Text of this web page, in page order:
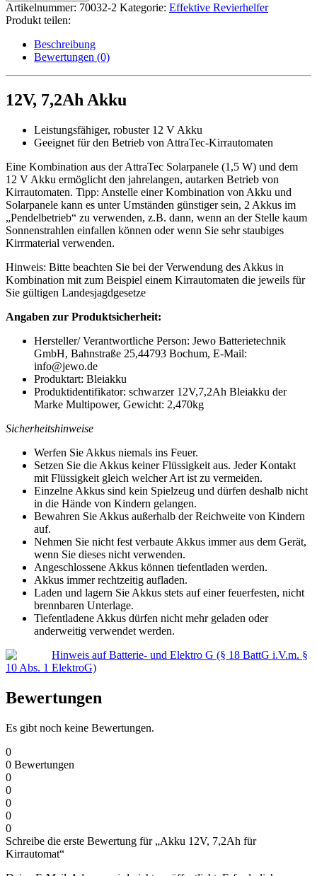
Artikelnummer: 70032-2 Kategorie: Effektive Revierhelfer
Produkt teilen:
Beschreibung
Bewertungen (0)
12V, 7,2Ah Akku
Leistungsfähiger, robuster 12 V Akku
Geeignet für den Betrieb von AttraTec-Kirrautomaten
Eine Kombination aus der AttraTec Solarpanele (1,5 W) und dem
12 V Akku ermöglicht den jahrelangen, autarken Betrieb von
Kirrautomaten. Tipp: Anstelle einer Kombination von Akku und
Solarpanele kann es unter Umständen günstiger sein, 2 Akkus im
„Pendelbetrieb“ zu verwenden, z.B. dann, wenn an der Stelle kaum
Sonnenstrahlen einfallen können oder wenn Sie sehr staubiges
Kirrmaterial verwenden.
Hinweis: Bitte beachten Sie bei der Verwendung des Akkus in
Kombination mit zum Beispiel einem Kirrautomaten die jeweils für
Sie gültigen Landesjagdgesetze
Angaben zur Produktsicherheit:
Hersteller/ Verantwortliche Person: Jewo Batterietechnik
GmbH, Bahnstraße 25,44793 Bochum, E-Mail:
info@jewo.de
Produktart: Bleiakku
Produktidentifikator: schwarzer 12V,7,2Ah Bleiakku der
Marke Multipower, Gewicht: 2,470kg
Sicherheitshinweise
Werfen Sie Akkus niemals ins Feuer.
Setzen Sie die Akkus keiner Flüssigkeit aus. Jeder Kontakt
mit Flüssigkeit gleich welcher Art ist zu vermeiden.
Einzelne Akkus sind kein Spielzeug und dürfen deshalb nicht
in die Hände von Kindern gelangen.
Bewahren Sie Akkus außerhalb der Reichweite von Kindern
auf.
Nehmen Sie nicht fest verbaute Akkus immer aus dem Gerät,
wenn Sie dieses nicht verwenden.
Angeschlossene Akkus können tiefentladen werden.
Akkus immer rechtzeitig aufladen.
Laden und lagern Sie Akkus stets auf einer feuerfesten, nicht
brennbaren Unterlage.
Tiefentladene Akkus dürfen nicht mehr geladen oder
anderweitig verwendet werden.
Hinweis auf Batterie- und Elektro G (§ 18 BattG i.V.m. §
10 Abs. 1 ElektroG)
Bewertungen
Es gibt noch keine Bewertungen.
0
0 Bewertungen
0
0
0
0
0
Schreibe die erste Bewertung für „Akku 12V, 7,2Ah für
Kirrautomat“